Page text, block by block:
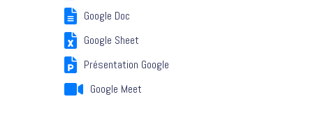
Google Doc
Google Sheet
Présentation Google
Google Meet